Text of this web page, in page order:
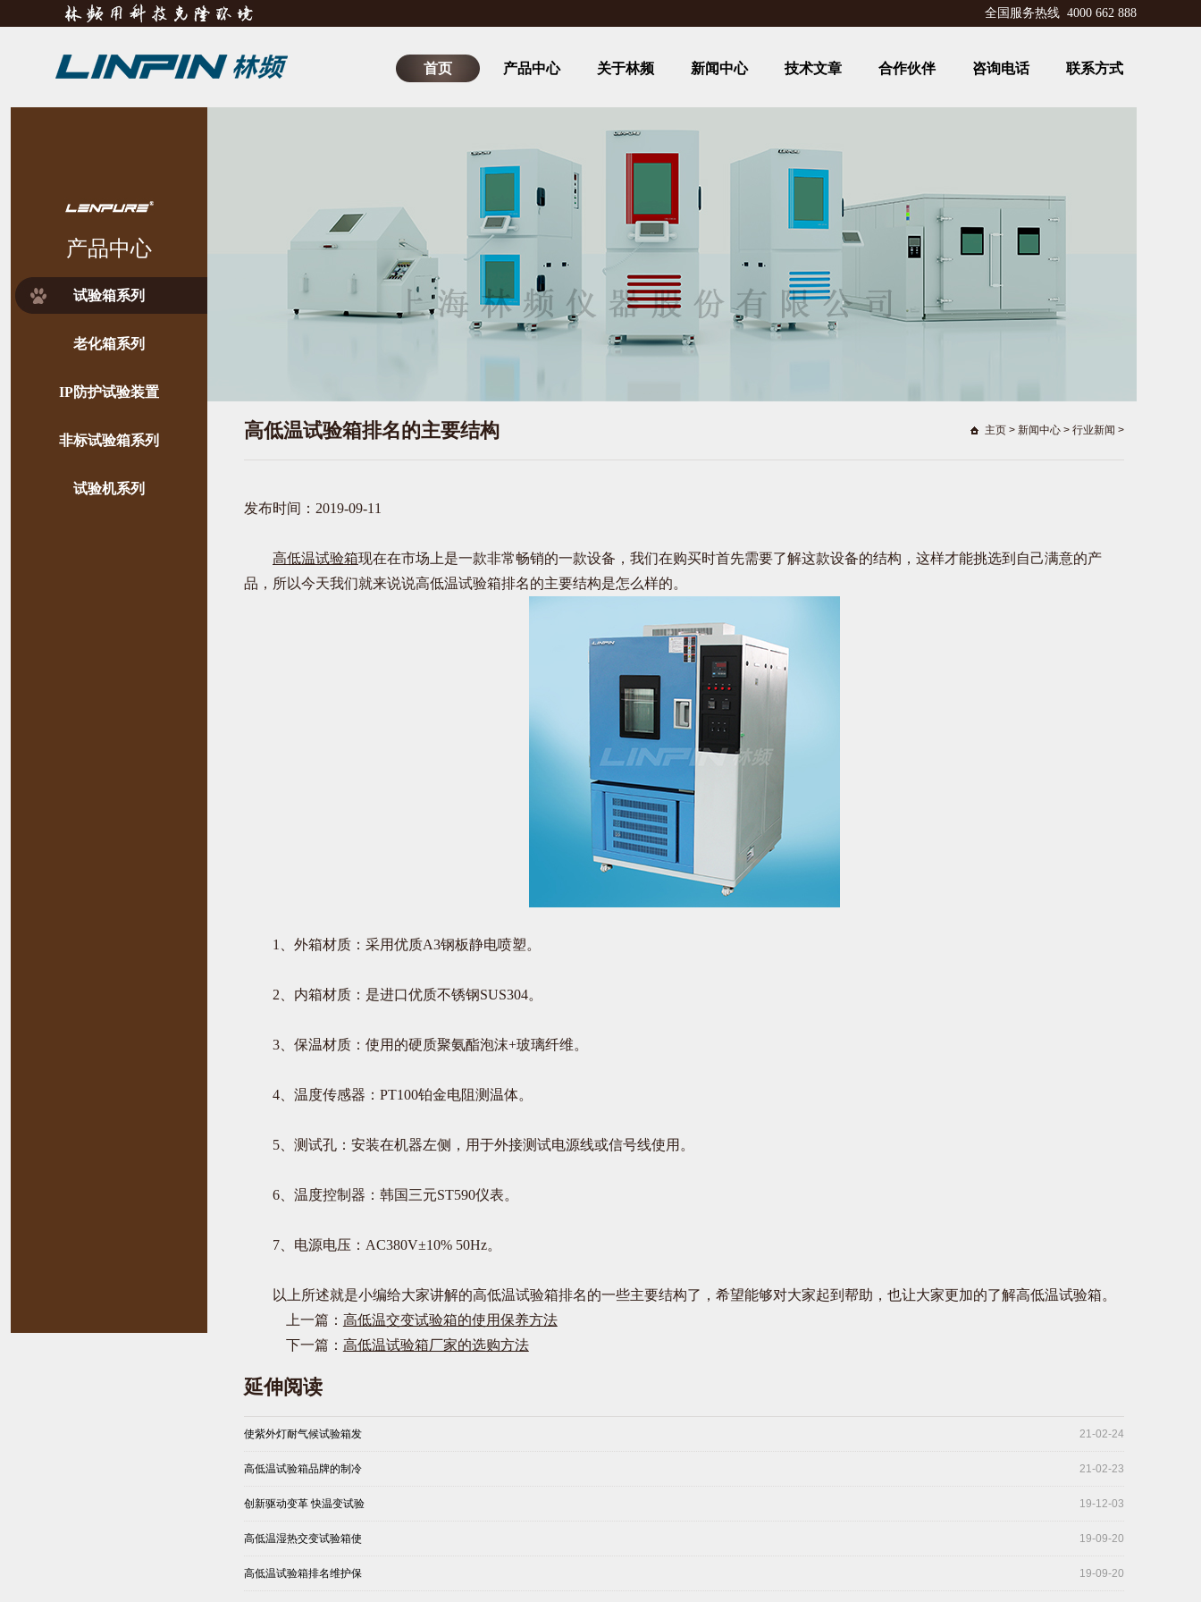
全国服务热线 4000 662 888
首页 产品中心 关于林频 新闻中心 技术文章 合作伙伴 咨询电话 联系方式
产品中心
试验箱系列
老化箱系列
IP防护试验装置
非标试验箱系列
试验机系列
高低温试验箱排名的主要结构 主页 > 新闻中心 > 行业新闻 >
发布时间：2019-09-11
高低温试验箱现在在市场上是一款非常畅销的一款设备，我们在购买时首先需要了解这款设备的结构，这样才能挑选到自己满意的产
品，所以今天我们就来说说高低温试验箱排名的主要结构是怎么样的。
1、外箱材质：采用优质A3钢板静电喷塑。
2、内箱材质：是进口优质不锈钢SUS304。
3、保温材质：使用的硬质聚氨酯泡沫+玻璃纤维。
4、温度传感器：PT100铂金电阻测温体。
5、测试孔：安装在机器左侧，用于外接测试电源线或信号线使用。
6、温度控制器：韩国三元ST590仪表。
7、电源电压：AC380V±10% 50Hz。
以上所述就是小编给大家讲解的高低温试验箱排名的一些主要结构了，希望能够对大家起到帮助，也让大家更加的了解高低温试验箱。
上一篇： 高低温交变试验箱的使用保养方法
下一篇： 高低温试验箱厂家的选购方法
延伸阅读
使紫外灯耐气候试验箱发 21-02-24
高低温试验箱品牌的制冷 21-02-23
创新驱动变革 快温变试验 19-12-03
高低温湿热交变试验箱使 19-09-20
高低温试验箱排名维护保 19-09-20